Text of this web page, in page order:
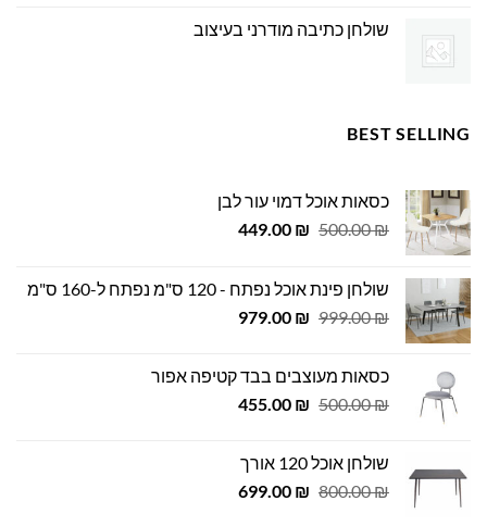
שולחן כתיבה מודרני בעיצוב
BEST SELLING
כסאות אוכל דמוי עור לבן
500.00₪
המחיר
500.00 ₪.
449.00 ₪
המחיר
449.00 ₪.שולחן פינת אוכל נפתח - 120 ס"מ נפתח ל-160 ס"מ
999.00₪
המחיר
999.00 ₪.
979.00 ₪
המחיר
979.00 ₪.
כסאות מעוצבים בבד קטיפה אפור
500.00₪
המחיר
500.00 ₪.
455.00 ₪
המחיר
שולחן אוכל 120 אורך
800.00₪
המחיר
699.00 ₪
המחיר